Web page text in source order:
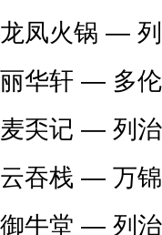
龙凤火锅 —
丽华轩 — 多
麦奀记 — 列
云吞栈 — 万
御牛堂 — 列